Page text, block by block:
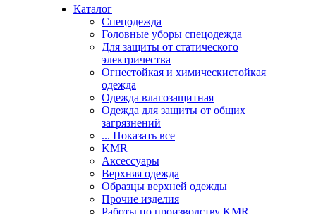
Каталог
Спецодежда
Головные уборы спецодежда
Для защиты от статического
электричества
Огнестойкая и химическистойкая
одежда
Одежда влагозащитная
Одежда для защиты от общих
загрязнений
... Показать все
KMR
Аксессуары
Верхняя одежда
Образцы верхней одежды
Прочие изделия
Работы по производству KMR